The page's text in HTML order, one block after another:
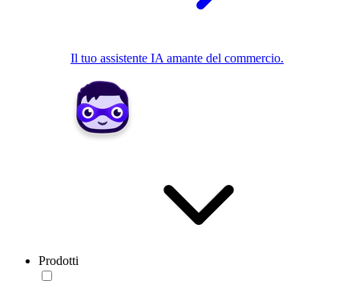
Il tuo assistente IA amante del commercio.
Prodotti